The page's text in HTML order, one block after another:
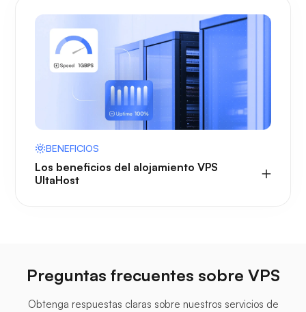
BENEFICIOS
Los beneficios del alojamiento VPS
UltaHost
Preguntas frecuentes sobre VPS
Obtenga respuestas claras sobre nuestros servicios de